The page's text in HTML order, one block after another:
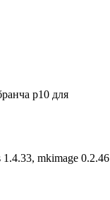
p10 для
mkimage 0.2.46